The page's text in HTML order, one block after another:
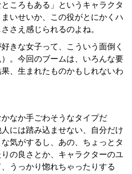
ころもある」というキャラクタ
いせいか、この役がとにかくハ
さえ感じられるのよね。
きな女子って、こういう面倒く
。今回のブームは、いろんな要
、生まれたものかもしれないわ
なか手ごわそうなタイプだ
には踏み込ませない、自分だけ
気がするし、あの、ちょっとタ
の良さとか、キャラクターのユ
うっかり惚れちゃったりする